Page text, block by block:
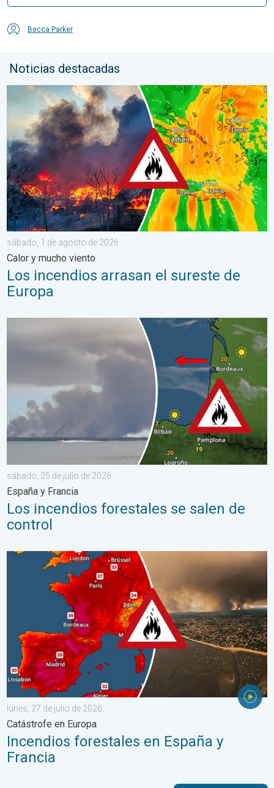
Becca Parker
Noticias destacadas
Los incendios arrasan el sureste de Europa. Calor y mucho
sábado, 1 de agosto de 2026
Calor y mucho viento
Los incendios arrasan el sureste de
Europa
Los incendios forestales se salen de control. España y
sábado, 25 de julio de 2026
España y Francia
Los incendios forestales se salen de
control
Incendios forestales en España y Francia. Catástrofe en
lunes, 27 de julio de 2026
Catástrofe en Europa
Incendios forestales en España y
Francia